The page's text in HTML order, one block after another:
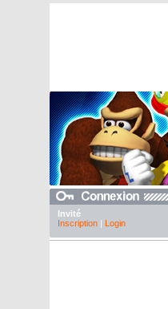
Invité
Inscription| Login